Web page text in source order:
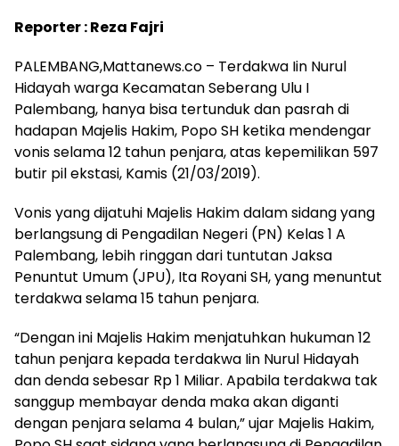
Reporter : Reza Fajri
PALEMBANG,Mattanews.co – Terdakwa Iin Nurul
Hidayah warga Kecamatan Seberang Ulu I
Palembang, hanya bisa tertunduk dan pasrah di
hadapan Majelis Hakim, Popo SH ketika mendengar
vonis selama 12 tahun penjara, atas kepemilikan 597
butir pil ekstasi, Kamis (21/03/2019).
Vonis yang dijatuhi Majelis Hakim dalam sidang yang
berlangsung di Pengadilan Negeri (PN) Kelas 1 A
Palembang, lebih ringgan dari tuntutan Jaksa
Penuntut Umum (JPU), Ita Royani SH, yang menuntut
terdakwa selama 15 tahun penjara.
“Dengan ini Majelis Hakim menjatuhkan hukuman 12
tahun penjara kepada terdakwa Iin Nurul Hidayah
dan denda sebesar Rp 1 Miliar. Apabila terdakwa tak
sanggup membayar denda maka akan diganti
dengan penjara selama 4 bulan,” ujar Majelis Hakim,